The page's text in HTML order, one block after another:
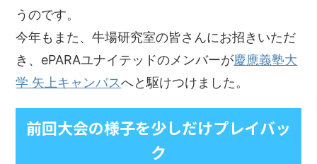
うのです。
今年もまた、牛場研究室の皆さんにお招きいただ
き、ePARAユナイテッドのメンバーが慶應義塾大
学 矢上キャンパスへと駆けつけました。
前回大会の様子を少しだけプレイバッ
ク